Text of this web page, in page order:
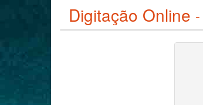
Digitação Online